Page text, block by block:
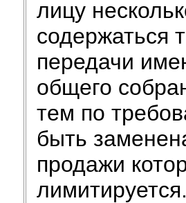
лицу
содержаться
передачи
общего
тем по
быть
продажи